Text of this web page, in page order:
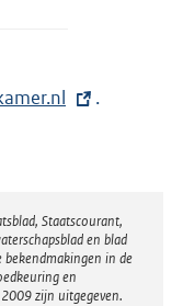
.
Staatscourant,
en blad
bekendmakingen in de
en
zijn uitgegeven.